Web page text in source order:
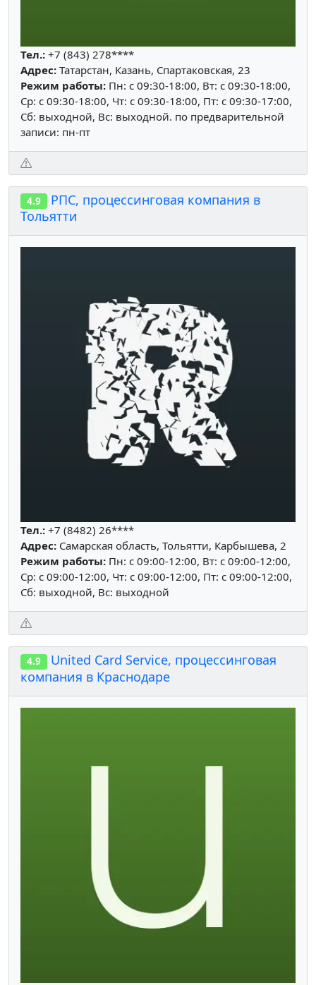
Тел.: +7 (843) 278****
Адрес: Татарстан, Казань, Спартаковская, 23
Режим работы: Пн: c 09:30-18:00, Вт: c 09:30-18:00,
Ср: c 09:30-18:00, Чт: c 09:30-18:00, Пт: c 09:30-17:00,
Сб: выходной, Вс: выходной. по предварительной
записи: пн-пт
4.9
РПС, процессинговая компания в
Тольятти
Тел.: +7 (8482) 26****
Адрес: Самарская область, Тольятти, Карбышева, 2
Режим работы: Пн: c 09:00-12:00, Вт: c 09:00-12:00,
Ср: c 09:00-12:00, Чт: c 09:00-12:00, Пт: c 09:00-12:00,
Сб: выходной, Вс: выходной
4.9
United Card Service, процессинговая
компания в Краснодаре